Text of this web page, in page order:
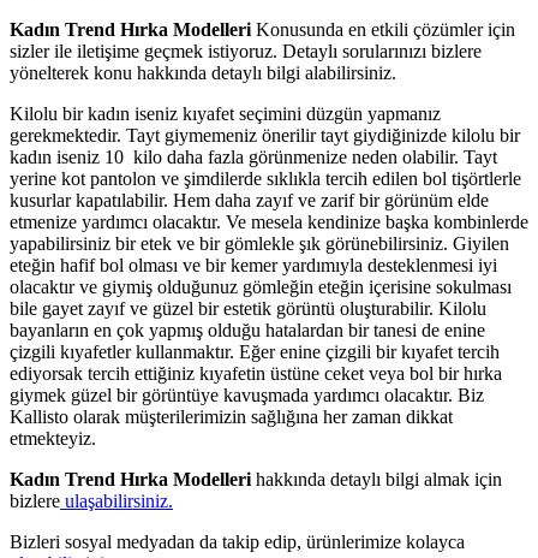
Kadın Trend Hırka Modelleri Konusunda en etkili çözümler için
sizler ile iletişime geçmek istiyoruz. Detaylı sorularınızı bizlere
yönelterek konu hakkında detaylı bilgi alabilirsiniz.
Kilolu bir kadın iseniz kıyafet seçimini düzgün yapmanız
gerekmektedir. Tayt giymemeniz önerilir tayt giydiğinizde kilolu bir
kadın iseniz 10 kilo daha fazla görünmenize neden olabilir. Tayt
yerine kot pantolon ve şimdilerde sıklıkla tercih edilen bol tişörtlerle
kusurlar kapatılabilir. Hem daha zayıf ve zarif bir görünüm elde
etmenize yardımcı olacaktır. Ve mesela kendinize başka kombinlerde
yapabilirsiniz bir etek ve bir gömlekle şık görünebilirsiniz. Giyilen
eteğin hafif bol olması ve bir kemer yardımıyla desteklenmesi iyi
olacaktır ve giymiş olduğunuz gömleğin eteğin içerisine sokulması
bile gayet zayıf ve güzel bir estetik görüntü oluşturabilir. Kilolu
bayanların en çok yapmış olduğu hatalardan bir tanesi de enine
çizgili kıyafetler kullanmaktır. Eğer enine çizgili bir kıyafet tercih
ediyorsak tercih ettiğiniz kıyafetin üstüne ceket veya bol bir hırka
giymek güzel bir görüntüye kavuşmada yardımcı olacaktır. Biz
Kallisto olarak müşterilerimizin sağlığına her zaman dikkat
etmekteyiz.
Kadın Trend Hırka Modelleri hakkında detaylı bilgi almak için
bizlere ulaşabilirsiniz.
Bizleri sosyal medyadan da takip edip, ürünlerimize kolayca